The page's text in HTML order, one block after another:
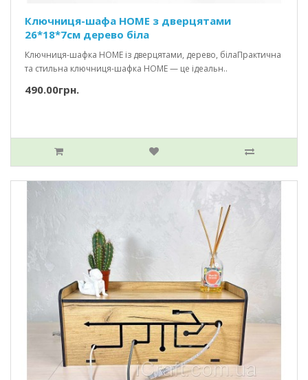
Ключниця-шафа HOME з дверцятами
26*18*7см дерево біла
Ключниця-шафка HOME із дверцятами, дерево, білаПрактична
та стильна ключниця-шафка HOME — це ідеальн..
490.00грн.